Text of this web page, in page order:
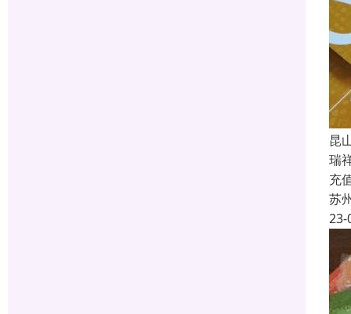
昆
瑞
充
苏
23-